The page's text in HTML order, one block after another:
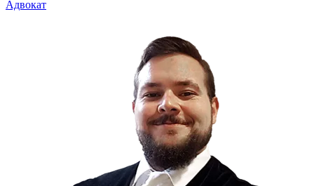
Беньямин Киршбаум